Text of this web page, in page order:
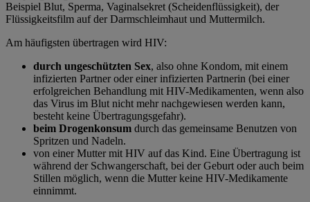
Beispiel Blut, Sperma, Vaginalsekret (Scheidenflüssigkeit), der
Flüssigkeitsfilm auf der Darmschleimhaut und Muttermilch.
Am häufigsten übertragen wird HIV:
durch ungeschützten Sex, also ohne Kondom, mit einem
infizierten Partner oder einer infizierten Partnerin (bei einer
erfolgreichen Behandlung mit HIV-Medikamenten, wenn also
das Virus im Blut nicht mehr nachgewiesen werden kann,
besteht keine Übertragungsgefahr).
beim Drogenkonsum durch das gemeinsame Benutzen von
Spritzen und Nadeln.
von einer Mutter mit HIV auf das Kind. Eine Übertragung ist
während der Schwangerschaft, bei der Geburt oder auch beim
Stillen möglich, wenn die Mutter keine HIV-Medikamente
einnimmt.